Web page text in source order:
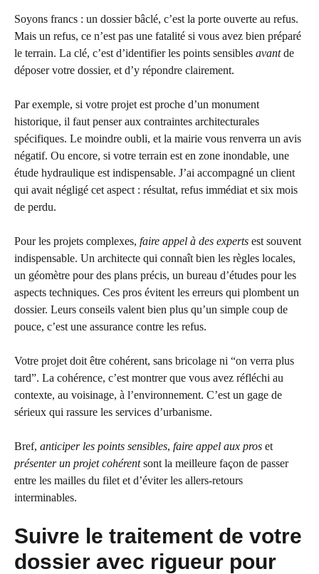
Soyons francs : un dossier bâclé, c’est la porte ouverte au refus.
Mais un refus, ce n’est pas une fatalité si vous avez bien préparé
le terrain. La clé, c’est d’identifier les points sensibles avantde
déposer votre dossier, et d’y répondre clairement.
Par exemple, si votre projet est proche d’un monument
historique, il faut penser aux contraintes architecturales
spécifiques. Le moindre oubli, et la mairie vous renverra un avis
négatif. Ou encore, si votre terrain est en zone inondable, une
étude hydraulique est indispensable. J’ai accompagné un client
qui avait négligé cet aspect : résultat, refus immédiat et six mois
de perdu.
Pour les projets complexes, faire appel à des experts est souvent
indispensable. Un architecte qui connaît bien les règles locales,
un géomètre pour des plans précis, un bureau d’études pour les
aspects techniques. Ces pros évitent les erreurs qui plombent un
dossier. Leurs conseils valent bien plus qu’un simple coup de
pouce, c’est une assurance contre les refus.
Votre projet doit être cohérent, sans bricolage ni “on verra plus
tard”. La cohérence, c’est montrer que vous avez réfléchi au
contexte, au voisinage, à l’environnement. C’est un gage de
sérieux qui rassure les services d’urbanisme.
Bref, anticiper les points sensibles, faire appel aux pros et
présenter un projet cohérentsont la meilleure façon de passer
entre les mailles du filet et d’éviter les allers-retours
interminables.
Suivre le traitement de votre
dossier avec rigueur pour